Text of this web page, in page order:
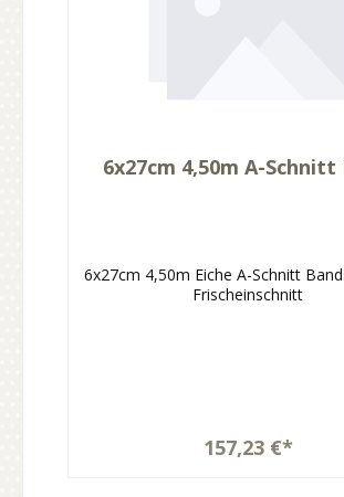
6x27cm 4,50m A-Schnitt
6x27cm 4,50m Eiche A-Schnitt
Frischeinschnitt
157,23 €*